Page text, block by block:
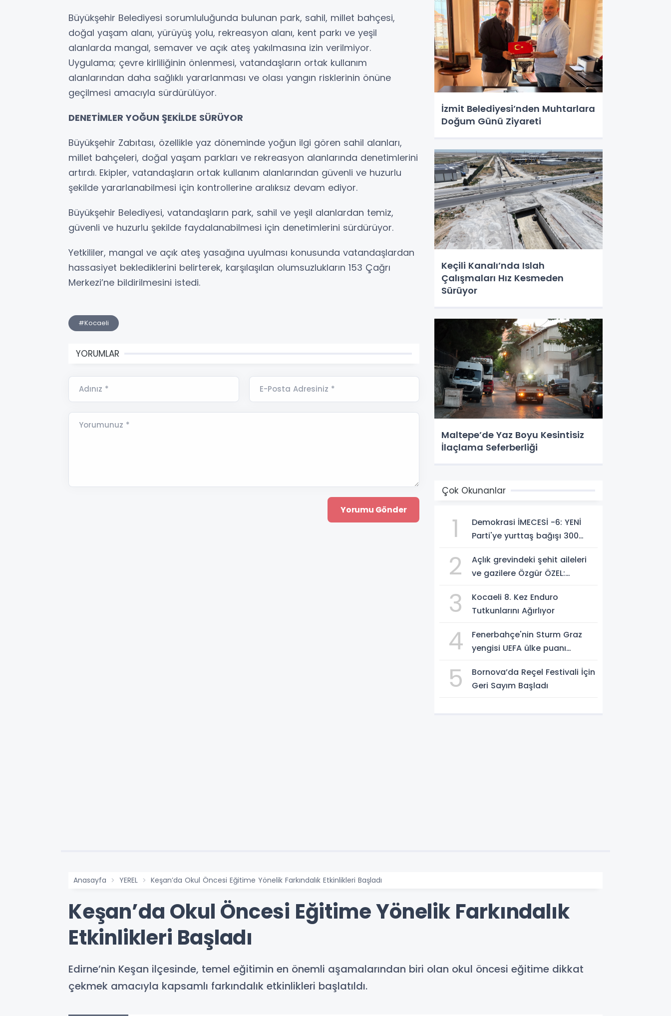
Büyükşehir Belediyesi sorumluluğunda bulunan park, sahil, millet bahçesi,
doğal yaşam alanı, yürüyüş yolu, rekreasyon alanı, kent parkı ve yeşil
alanlarda mangal, semaver ve açık ateş yakılmasına izin verilmiyor.
Uygulama; çevre kirliliğinin önlenmesi, vatandaşların ortak kullanım
alanlarından daha sağlıklı yararlanması ve olası yangın risklerinin önüne
geçilmesi amacıyla sürdürülüyor.
DENETİMLER YOĞUN ŞEKİLDE SÜRÜYOR
Büyükşehir Zabıtası, özellikle yaz döneminde yoğun ilgi gören sahil alanları,
millet bahçeleri, doğal yaşam parkları ve rekreasyon alanlarında denetimlerini
artırdı. Ekipler, vatandaşların ortak kullanım alanlarından güvenli ve huzurlu
şekilde yararlanabilmesi için kontrollerine aralıksız devam ediyor.
Büyükşehir Belediyesi, vatandaşların park, sahil ve yeşil alanlardan temiz,
güvenli ve huzurlu şekilde faydalanabilmesi için denetimlerini sürdürüyor.
Yetkililer, mangal ve açık ateş yasağına uyulması konusunda vatandaşlardan
hassasiyet beklediklerini belirterek, karşılaşılan olumsuzlukların 153 Çağrı
Merkezi’ne bildirilmesini istedi.
#Kocaeli
YORUMLAR
Adınız * E-Posta Adresiniz *
Yorumunuz *
İzmit Belediyesi’nden Muhtarlara
Doğum Günü Ziyareti
Keçili Kanalı’nda Islah
Çalışmaları Hız Kesmeden
Sürüyor
Maltepe’de Yaz Boyu Kesintisiz
İlaçlama Seferberliği
Çok Okunanlar
1
Demokrasi İMECESİ -6: YENİ
Parti'ye yurttaş bağışı 300
2
Açlık grevindeki şehit aileleri
ve gazilere Özgür ÖZEL:
yanınızdayız'
3
Kocaeli 8. Kez Enduro
Tutkunlarını Ağırlıyor
4
Fenerbahçe'nin Sturm Graz
yengisi UEFA ülke puanı
5
Bornova’da Reçel Festivali İçin
Geri Sayım Başladı
Anasayfa YEREL Keşan’da Okul Öncesi Eğitime Yönelik Farkındalık Etkinlikleri Başladı
Keşan’da Okul Öncesi Eğitime Yönelik Farkındalık
Etkinlikleri Başladı
Edirne’nin Keşan ilçesinde, temel eğitimin en önemli aşamalarından biri olan okul öncesi eğitime dikkat
çekmek amacıyla kapsamlı farkındalık etkinlikleri başlatıldı.